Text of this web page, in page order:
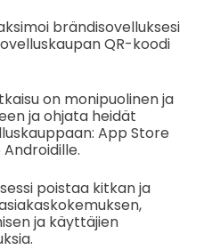
brändisovelluksesi
QR-koodi
on monipuolinen ja
ja ohjata heidät
App Store
poistaa kitkan ja
ja käyttäjien